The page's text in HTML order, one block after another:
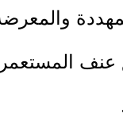
عنف